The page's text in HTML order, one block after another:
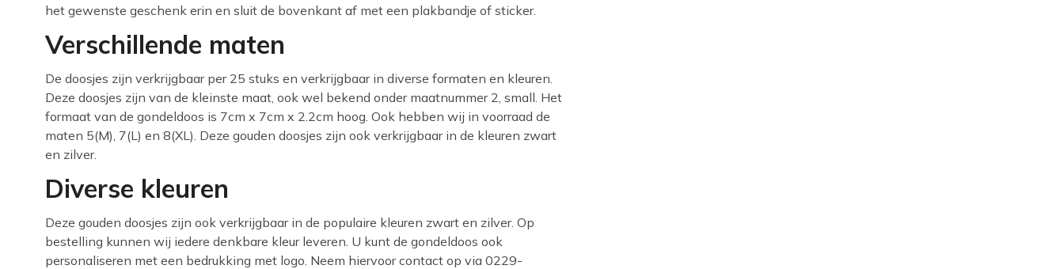
het gewenste geschenk erin en sluit de bovenkant af met een plakbandje of sticker.
Verschillende maten
De doosjes zijn verkrijgbaar per 25 stuks en verkrijgbaar in diverse formaten en kleuren.
Deze doosjes zijn van de kleinste maat, ook wel bekend onder maatnummer 2, small. Het
formaat van de gondeldoos is 7cm x 7cm x 2.2cm hoog. Ook hebben wij in voorraad de
maten 5(M), 7(L) en 8(XL). Deze gouden doosjes zijn ook verkrijgbaar in de kleuren zwart
en zilver.
Diverse kleuren
Deze gouden doosjes zijn ook verkrijgbaar in de populaire kleuren zwart en zilver. Op
bestelling kunnen wij iedere denkbare kleur leveren. U kunt de gondeldoos ook
personaliseren met een bedrukking met logo. Neem hiervoor contact op via 0229-